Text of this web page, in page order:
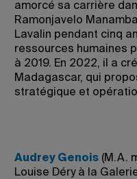
amorcé sa carrière
Ramonjavelo
Lavalin pendant cinq
ressources humaines
à 2019. En 2022, il a
Madagascar, qui
stratégique et
Audrey Genois (M.A.
Louise Déry à la